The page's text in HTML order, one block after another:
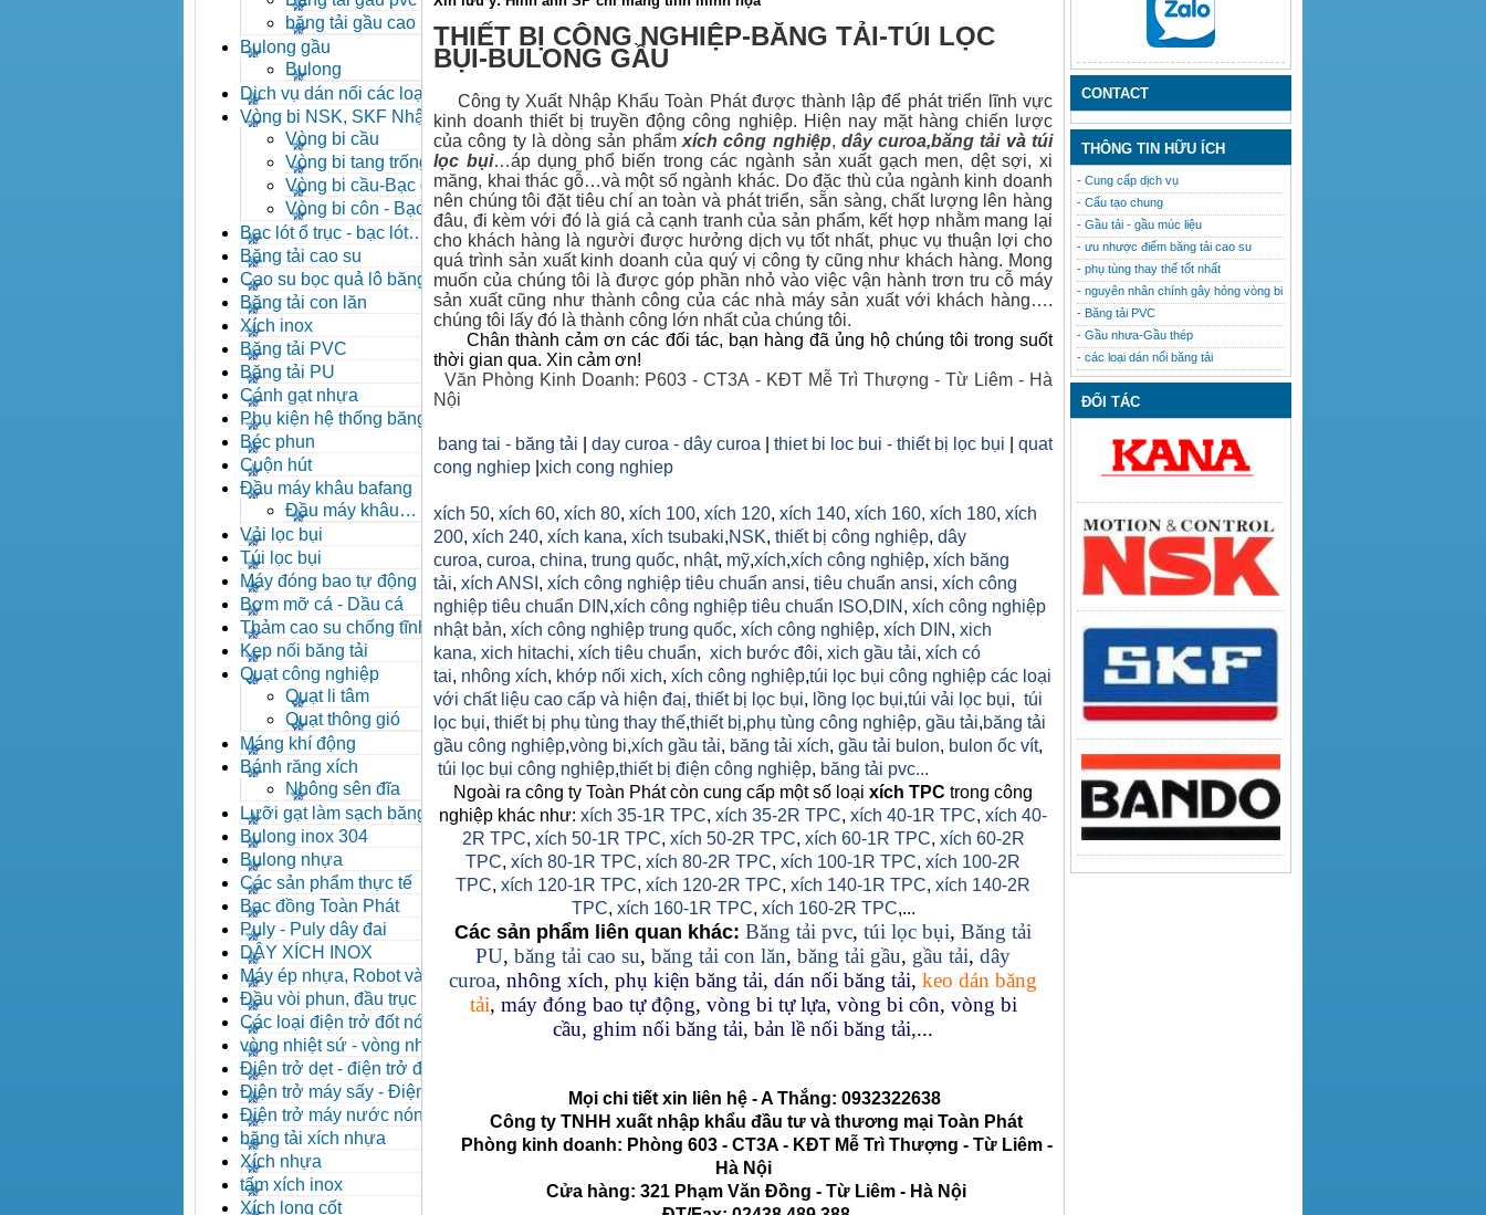
băng tải gầu cao su
Bulong gầu
Bulong
Dịch vụ dán nối các loại
băng tải
Vòng bi NSK, SKF Nhật
Vòng bi cầu
Vòng bi tang trống tự
lựa
Vòng bi cầu-Bạc đạn
cầu
Vòng bi côn - Bạc
đạn côn
Bạc lót ổ trục - bạc lót
nhông
Băng tải cao su
Cao su bọc quả lô băng tải
Băng tải con lăn
Xích inox
Băng tải PVC
Băng tải PU
Cánh gạt nhựa
Phụ kiện hệ thống băng tải
Béc phun
Cuộn hút
Đầu máy khâu bafang
Đầu máy khâu
Bafang
Vải lọc bụi
Túi lọc bụi
Máy đóng bao tự động
Bơm mỡ cá - Dầu cá
Thảm cao su chống tĩnh
điện
Kẹp nối băng tải
Quạt công nghiệp
Quạt li tâm
Quạt thông gió
Máng khí động
Bánh răng xích
Nhông sên đĩa
Lưỡi gạt làm sạch băng tải
Bulong inox 304
Bulong nhựa
Các sản phẩm thực tế
Bạc đồng Toàn Phát
Puly - Puly dây đai
DÂY XÍCH INOX
Máy ép nhựa, Robot và các
thiết bị máy phụ trợ
Đầu vòi phun, đầu trục vít,
kẹp khuôn, cảm biến
Các loại điện trở đốt nóng
vòng nhiệt sứ - vòng nhiệt
inox
Điện trở dẹt - điện trở đúc
nhôm, Halogen
Điện trở máy sấy - Điện trở
que - Điện trở U
Điện trở máy nước nóng -
Máy dầu nóng
băng tải xích nhựa
Xích nhựa
tấm xích inox
Xích long cốt
THIẾT BỊ CÔNG NGHIỆP-BĂNG TẢI-TÚI LỌC
BỤI-BULONG GẦU
Công ty Xuất Nhập Khẩu Toàn Phát được thành lập để phát triển lĩnh vực
kinh doanh thiết bị truyền động công nghiệp. Hiện nay mặt hàng chiến lược
của công ty là dòng sản phẩm xích công nghiệp, dây curoa,băng tảivàtúi
lọc bụi…áp dụng phổ biến trong các ngành sản xuất gạch men, dệt sợi, xi
măng, khai thác gỗ…và một số ngành khác. Do đặc thù của ngành kinh doanh
nên chúng tôi đặt tiêu chí an toàn và phát triển, sẵn sàng, chất lượng lên hàng
đâu, đi kèm với đó là giá cả cạnh tranh của sản phẩm, kết hợp nhằm mang lại
cho khách hàng là người được hưởng dịch vụ tốt nhất, phục vụ thuận lợi cho
quá trình sản xuất kinh doanh của quý vị công ty cũng như khách hàng. Mong
muốn của chúng tôi là được góp phần nhỏ vào việc vận hành trơn tru cỗ máy
sản xuất cũng như thành công của các nhà máy sản xuất với khách hàng….
chúng tôi lấy đó là thành công lớn nhất của chúng tôi.
Chân thành cảm ơn các đối tác, bạn hàng đã ủng hộ chúng tôi trong suốt
thời gian qua. Xin cảm ơn!
Văn Phòng Kinh Doanh: P603 - CT3A - KĐT Mễ Trì Thượng - Từ Liêm - Hà
Nội
bang tai - băng tải day curoa - dây curoa thiet bi loc bui - thiết bị lọc bụi
quat
cong nghiep xich cong nghiep
xích 50, xích 60, xích 80, xích 100, xích 120, xích 140, xích 160, xích 180, xích
200, xích 240, xích kana, xích tsubaki,NSK, thiết bị công nghiệp, dây
curoa, curoa, china, trung quốc, nhật, mỹ,xích,xích công nghiệp, xích băng
tải, xích ANSI , xích công nghiệp tiêu chuẩn ansi, tiêu chuẩn ansi, xích công
nghiệp tiêu chuẩn DIN ,xích công nghiệp tiêu chuẩn ISO,DIN , xích công nghiệp
nhật bản, xích công nghiệp trung quốc, xích công nghiệp, xích DIN , xich
kana, xich hitachi, xích tiêu chuẩn, xich bước đôi, xich gầu tải, xích có
tai, nhông xích, khớp nối xich, xích công nghiệp,túi lọc bụi công nghiệp các loại
với chất liệu cao cấp và hiện đaị, thiết bị lọc bụi, lồng lọc bụi,túi vải lọc bụi, túi
lọc bụi, thiết bị phụ tùng thay thế,thiết bị,phụ tùng công nghiệp, gầu tải,băng tải
gầu công nghiệp,vòng bi,xích gầu tải, băng tải xích, gầu tải bulon, bulon ốc vít,
túi lọc bụi công nghiệp,thiết bị điện công nghiệp, băng tải pvc...
Ngoài ra công ty Toàn Phát còn cung cấp một số loại xích TPC trong công
nghiệp khác như: xích 35-1R TPC, xích 35-2R TPC, xích 40-1R TPC, xích 40-
2R TPC, xích 50-1R TPC, xích 50-2R TPC, xích 60-1R TPC, xích 60-2R
TPC, xích 80-1R TPC, xích 80-2R TPC, xích 100-1R TPC, xích 100-2R
TPC, xích 120-1R TPC, xích 120-2R TPC, xích 140-1R TPC, xích 140-2R
TPC, xích 160-1R TPC, xích 160-2R TPC,...
Các sản phẩm liên quan khác: Băng tải pvc, túi lọc bụi, Băng tải
PU, băng tải cao su, băng tải con lăn, băng tải gầu, gầu tải, dây
curoa, nhông xích, phụ kiện băng tải, dán nối băng tải, keo dán băng
tải, máy đóng bao tự động, vòng bi tự lựa, vòng bi côn, vòng bi
cầu, ghim nối băng tải, bản lề nối băng tải,...
Mọi chi tiết xin liên hệ - A Thắng: 0932322638
Công ty TNHH xuất nhập khẩu đầu tư và thương mại Toàn Phát
Phòng kinh doanh: Phòng 603 - CT3A - KĐT Mễ Trì Thượng - Từ Liêm -
Hà Nội
Cửa hàng: 321 Phạm Văn Đồng - Từ Liêm - Hà Nội
CONTACT
THÔNG TIN HỮU ÍCH
- Cung cấp dịch vụ
- Cấu tạo chung
- Gầu tải - gầu múc liệu
- ưu nhược điểm băng tải cao su
- phụ tùng thay thế tốt nhất
- nguyên nhân chính gây hỏng vòng bi
- Băng tải PVC
- Gầu nhưa-Gầu thép
- các loại dán nối băng tải
ĐỐI TÁC